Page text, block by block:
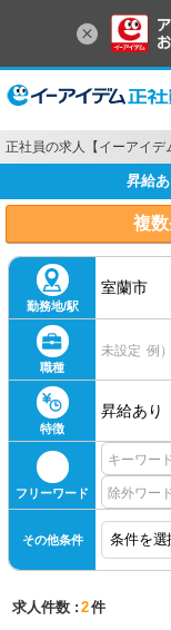
正社員の求人【イーアイデ
昇給
複
勤務地/駅
室蘭市
職種
未設定 例
特徴
昇給あり
フリーワード
その他条件
求人件数 : 2件